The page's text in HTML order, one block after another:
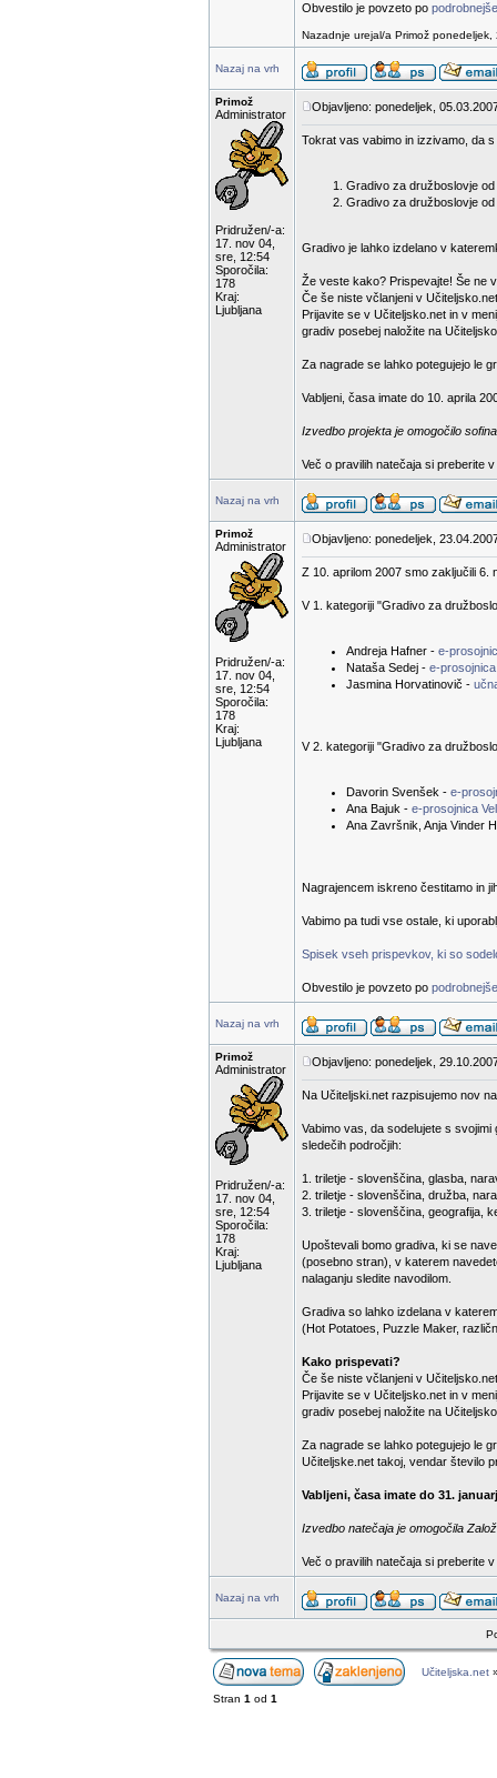
Obvestilo je povzeto po
Nazadnje urejal/a Primož
Nazaj na vrh
Primož
Administrator
Pridružen/-a:
17. nov 04,
sre, 12:54
Sporočila:
178
Kraj:
Ljubljana
Objavljeno: ponedeljek,
Tokrat vas vabimo in izzivamo, da
Gradivo za družboslovje
Gradivo za družboslovje
Gradivo je lahko izdelano v
Že veste kako? Prispevajte! Še ne
Če še niste včlanjeni v
Prijavite se v Učiteljsko.net in v
gradiv posebej naložite na
Za nagrade se lahko potegujejo le
Vabljeni, časa imate do 10. aprila
Izvedbo projekta je omogočilo
Več o pravilih natečaja si preberite v
Nazaj na vrh
Primož
Administrator
Pridružen/-a:
17. nov 04,
sre, 12:54
Sporočila:
178
Kraj:
Ljubljana
Objavljeno: ponedeljek,
Z 10. aprilom 2007 smo zaključili 6.
V 1. kategoriji "Gradivo za
Andreja Hafner - e-
Nataša Sedej - e-
Jasmina Horvatinovič -
V 2. kategoriji "Gradivo za
Davorin Svenšek - e-
Ana Bajuk - e-prosojnica
Ana Završnik, Anja Vinder
Nagrajencem iskreno čestitamo in
Vabimo pa tudi vse ostale, ki
Spisek vseh prispevkov, ki so
Obvestilo je povzeto po
Nazaj na vrh
Primož
Administrator
Pridružen/-a:
17. nov 04,
sre, 12:54
Sporočila:
178
Kraj:
Ljubljana
Objavljeno: ponedeljek,
Na Učiteljski.net razpisujemo nov
Vabimo vas, da sodelujete s
sledečih področjih:
1. triletje - slovenščina, glasba,
2. triletje - slovenščina, družba,
3. triletje - slovenščina, geografija,
Upoštevali bomo gradiva, ki se
(posebno stran), v katerem
nalaganju sledite navodilom.
Gradiva so lahko izdelana v
(Hot Potatoes, Puzzle Maker,
Kako prispevati?
Če še niste včlanjeni v
Prijavite se v Učiteljsko.net in v
gradiv posebej naložite na
Za nagrade se lahko potegujejo le
Učiteljske.net takoj, vendar število
Vabljeni, časa imate do 31.
Izvedbo natečaja je omogočila
Več o pravilih natečaja si preberite v
Nazaj na vrh
Učiteljska.net
Stran 1 od 1